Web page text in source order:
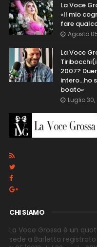
La Voce
«Il mio
fare
Agosto
La Voce
2007?
intero...ho
boato»
Luglio 30,
CHI SIAMO
La Voce Grossa è un
sede a Barletta